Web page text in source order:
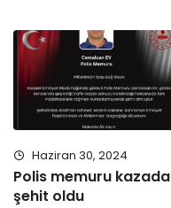
Haziran 30, 2024
Polis memuru kazada
şehit oldu